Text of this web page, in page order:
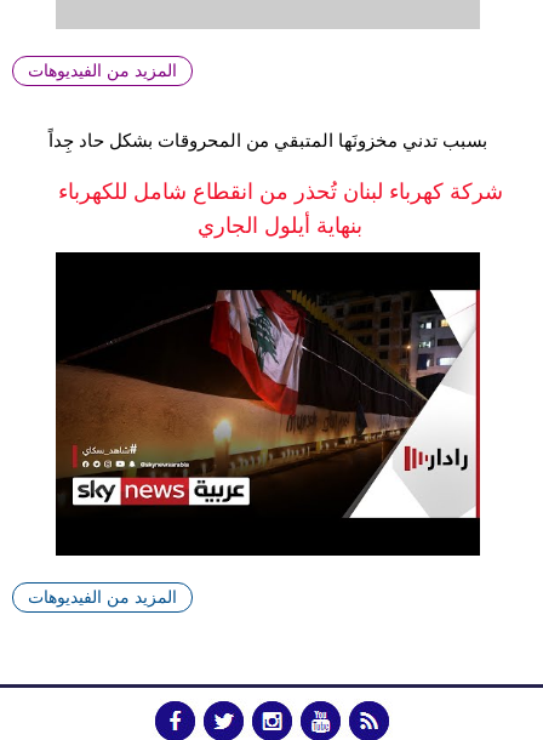
المزيد من الفيديوهات
بسبب تدني مخزونَها المتبقي من المحروقات بشكل حاد جِداً
شركة كهرباء لبنان تُحذر من انقطاع شامل للكهرباء
بنهاية أيلول الجاري
المزيد من الفيديوهات